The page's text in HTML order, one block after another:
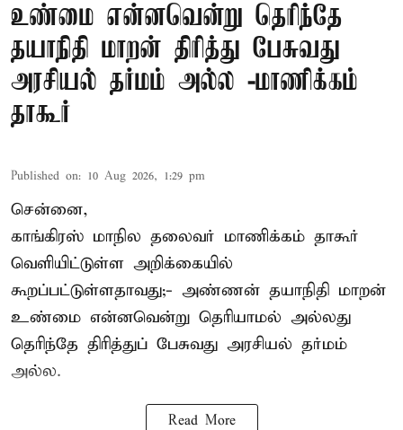
உண்மை என்னவென்று தெரிந்தே
தயாநிதி மாறன் திரித்து பேசுவது
அரசியல் தர்மம் அல்ல -மாணிக்கம்
தாகூர்
Published on: 10 Aug 2026, 1:29 pm
சென்னை,
காங்கிரஸ் மாநில தலைவர் மாணிக்கம் தாகூர்
வெளியிட்டுள்ள அறிக்கையில்
கூறப்பட்டுள்ளதாவது;- அண்ணன் தயாநிதி மாறன்
உண்மை என்னவென்று தெரியாமல் அல்லது
தெரிந்தே திரித்துப் பேசுவது அரசியல் தர்மம்
அல்ல.
Read More